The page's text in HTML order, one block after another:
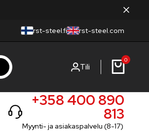
rst-steel.fi rst-steel.com
Tili
0
+358 400 890
813
Myynti- ja asiakaspalvelu (8-17)